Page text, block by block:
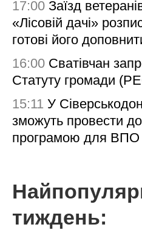
17:00 Заїзд
«Лісовій дачі»
готові його
16:00 Сватівчан
Статуту громади
15:11 У
зможуть провести
програмою для ВПО
тиждень: